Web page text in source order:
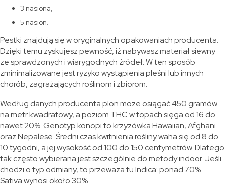
3 nasiona,
5 nasion.
Pestki znajdują się w oryginalnych opakowaniach producenta.
Dzięki temu zyskujesz pewność, iż nabywasz materiał siewny
ze sprawdzonych i wiarygodnych źródeł. W ten sposób
zminimalizowane jest ryzyko wystąpienia pleśni lub innych
chorób, zagrażających roślinom i zbiorom.
Według danych producenta plon może osiągać 450 gramów
na metr kwadratowy, a poziom THC w topach sięga od 16 do
nawet 20%. Genotyp konopi to krzyżówka Hawaiian, Afghani
oraz Nepalese. Średni czas kwitnienia rośliny waha się od 8 do
10 tygodni, a jej wysokość od 100 do 150 centymetrów. Dlatego
tak często wybierana jest szczególnie do metody indoor. Jeśli
chodzi o typ odmiany, to przeważa tu Indica: ponad 70%.
Sativa wynosi około 30%.